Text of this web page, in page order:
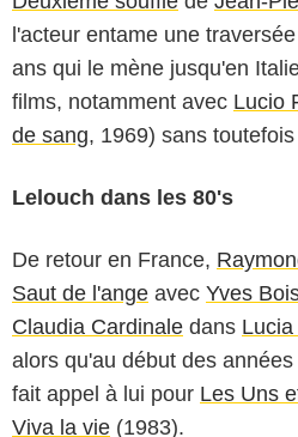
l'acteur entame une
ans qui le mène jusqu'en
films, notamment avec Lucio
de sang, 1969) sans
Lelouch dans les 80's
De retour en France,
Saut de l'ange avec Yves
Claudia Cardinale dans
alors qu'au début des années
fait appel à lui pour Les Uns
Viva la vie (1983).